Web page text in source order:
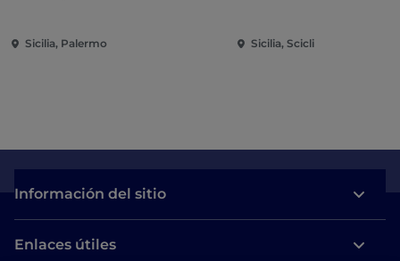
Sicilia, Palermo Sicilia, Scicli
Información del sitio
Enlaces útiles